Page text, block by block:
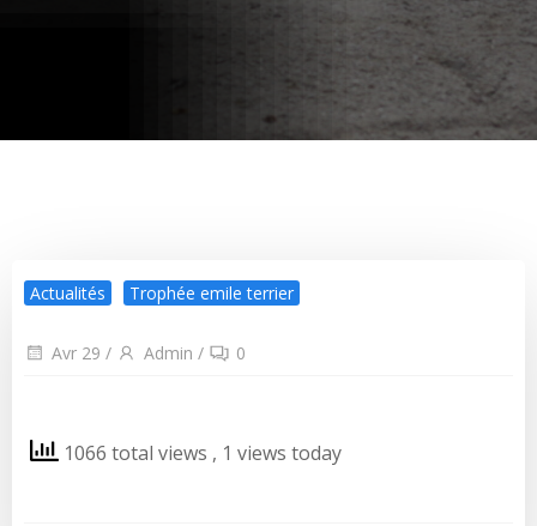
Actualités Trophée emile terrier
Avr 29 / Admin / 0
1066 total views , 1 views today